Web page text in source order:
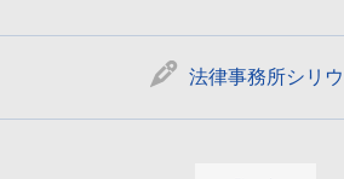
法律事務所シリ